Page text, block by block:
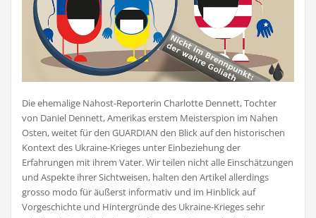
Die ehemalige Nahost-Reporterin Charlotte Dennett, Tochter
von Daniel Dennett, Amerikas erstem Meisterspion im Nahen
Osten, weitet für den GUARDIAN den Blick auf den historischen
Kontext des Ukraine-Krieges unter Einbeziehung der
Erfahrungen mit ihrem Vater. Wir teilen nicht alle Einschätzungen
und Aspekte ihrer Sichtweisen, halten den Artikel allerdings
grosso modo für äußerst informativ und im Hinblick auf
Vorgeschichte und Hintergründe des Ukraine-Krieges sehr